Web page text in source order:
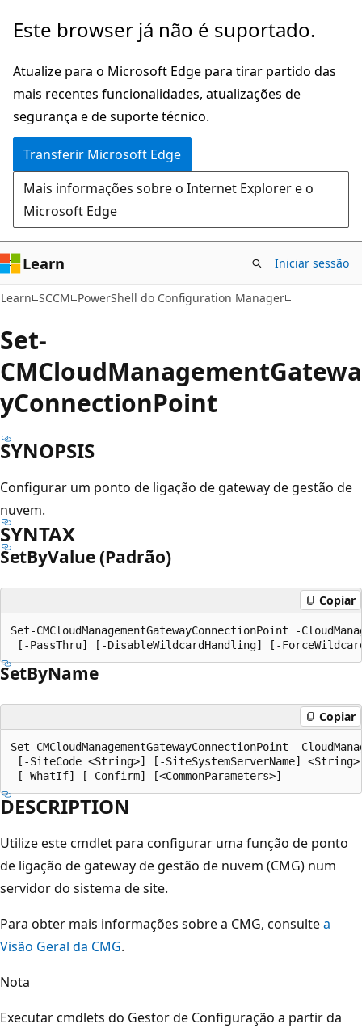
Saltar
o
conteúdo
principal
Este browser já não é suportado.
Atualize para o Microsoft Edge para tirar partido das
mais recentes funcionalidades, atualizações de
segurança e de suporte técnico.
Transferir Microsoft Edge
Mais informações sobre o Internet Explorer e o
Microsoft Edge
Learn Iniciar sessão
Learn SCCM PowerShell do Configuration Manager
Set-
CMCloudManagementGatewa
yConnectionPoint
SYNOPSIS
Configurar um ponto de ligação de gateway de gestão de
nuvem.
SYNTAX
SetByValue (Padrão)
Copiar
Set-CMCloudManagementGatewayConnectionPoint -
SetByName
Copiar
Set-CMCloudManagementGatewayConnectionPoint -
[-SiteCode <String>] [-SiteSystemServerName]
DESCRIPTION
Utilize este cmdlet para configurar uma função de ponto
de ligação de gateway de gestão de nuvem (CMG) num
servidor do sistema de site.
Para obter mais informações sobre a CMG, consultea
Visão Geral da CMG.
Nota
Executar cmdlets do Gestor de Configuração a partir da